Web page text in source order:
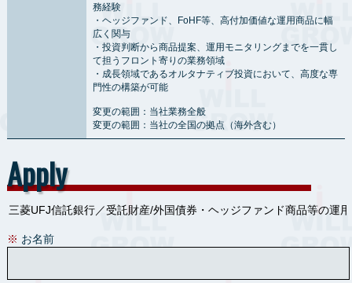
務経験
・ヘッジファンド、FoHF等、高付加価値な運用商品に幅
広く関与
・投資判断から商品提案、運用モニタリングまでを一貫し
て担うフロント寄りの業務領域
・成長領域であるオルタナティブ投資において、高度な専
門性の構築が可能
変更の範囲：当社業務全般
変更の範囲：当社の全国の拠点（海外含む）
Apply
※ お名前